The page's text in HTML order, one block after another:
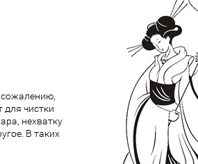
сожалению,
чистки
нехватку
В таких